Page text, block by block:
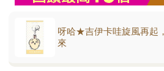
呀哈★吉伊卡哇旋風再起
來